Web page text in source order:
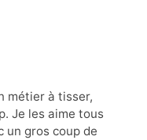
métier à tisser,
Je les aime tous
un gros coup de